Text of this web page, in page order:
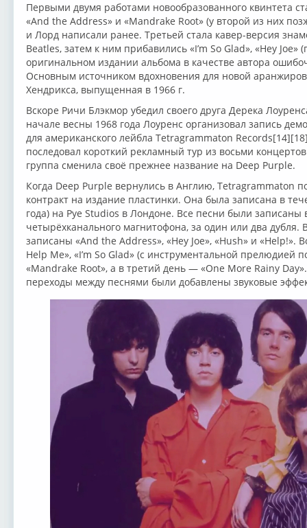
Первыми двумя работами новообразованного квинтета
«And the Address» и «Mandrake Root» (у второй из них
и Лорд написали ранее. Третьей стала кавер-версия
Beatles, затем к ним прибавились «I’m So Glad», «Hey Joe»
оригинальном издании альбома в качестве автора
Основным источником вдохновения для новой
Хендрикса, выпущенная в 1966 г.
Вскоре Ричи Блэкмор убедил своего друга Дерека
начале весны 1968 года Лоуренс организовал запись
для американского лейбла Tetragrammaton
последовал короткий рекламный тур из восьми
группа сменила своё прежнее название на Deep Purple.
Когда Deep Purple вернулись в Англию, Tetragrammaton
контракт на издание пластинки. Она была записана в
года) на Pye Studios в Лондоне. Все песни были
четырёхканального магнитофона, за один или два
записаны «And the Address», «Hey Joe», «Hush» и «Help!».
Help Me», «I’m So Glad» (с инструментальной прелюдией
«Mandrake Root», а в третий день — «One More Rainy
переходы между песнями были добавлены звуковые